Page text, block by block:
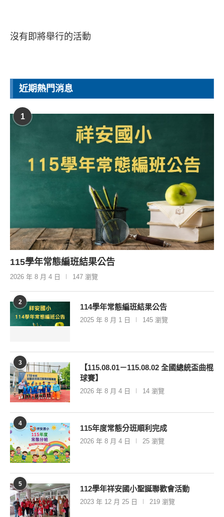
沒有即將舉行的活動
近期熱門消息
1
115學年常態編班結果公告
2026 年 8 月 4 日 147 瀏覽
2
114學年常態編班結果公告
2025 年 8 月 1 日 145 瀏覽
3
【115.08.01－115.08.02 全國總統盃曲棍
球賽】
2026 年 8 月 4 日 14 瀏覽
4
115年度常態分班順利完成
2026 年 8 月 4 日 25 瀏覽
5
112學年祥安國小聖誕聯歡會活動
2023 年 12 月 25 日 219 瀏覽